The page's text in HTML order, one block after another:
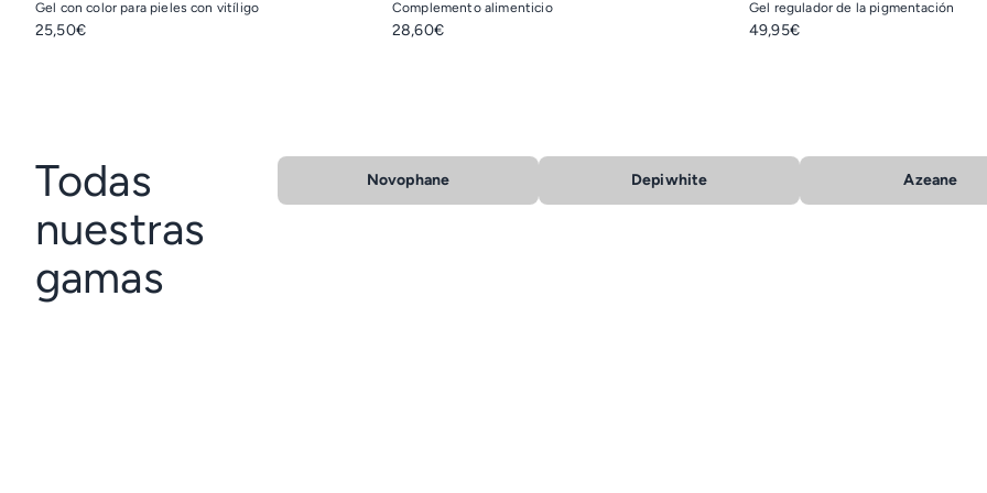
Gel con color para pieles con vitíligo
25,50€
Complemento alimenticio
28,60€
Gel regulador de la pigmentación
49,95€
Todas
nuestras
gamas
Novophane Depiwhite Azeane